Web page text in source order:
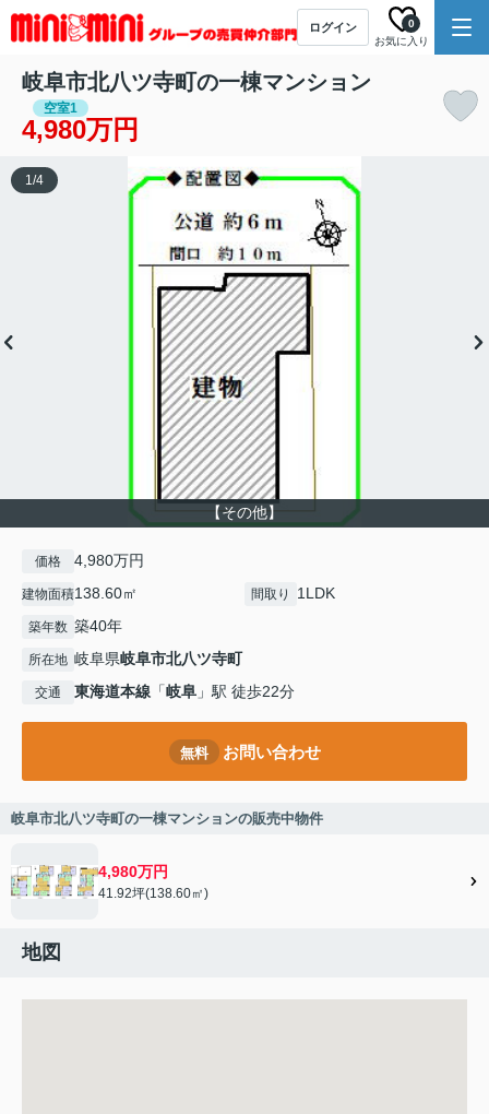
ログイン
お気に入り
0
岐阜市北八ツ寺町の一棟マンション
空室1
4,980万円
【その他】
1/4
価格 4,980万円
建物面積138.60㎡ 間取り 1LDK
築年数 築40年
所在地 岐阜県岐阜市北八ツ寺町
交通 東海道本線 「岐阜 」駅 徒歩22分
無料 お問い合わせ
岐阜市北八ツ寺町の一棟マンションの販売中物件
4,980万円
41.92坪(138.60㎡)
地図